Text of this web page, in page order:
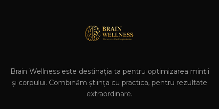
Brain Wellness este destinația ta pentru optimizarea minții
și corpului. Combinăm știința cu practica, pentru rezultate
extraordinare.